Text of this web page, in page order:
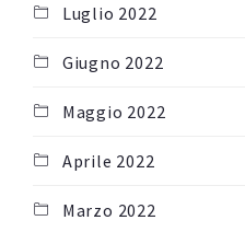
Luglio 2022
Giugno 2022
Maggio 2022
Aprile 2022
Marzo 2022